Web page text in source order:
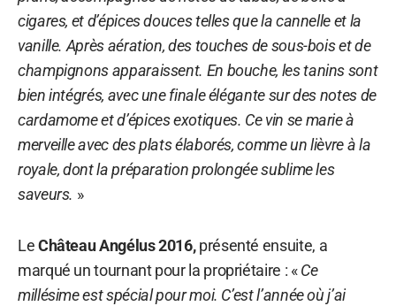
cigares, et d’épices douces telles que la cannelle et la
vanille. Après aération, des touches de sous-bois et de
champignons apparaissent. En bouche, les tanins sont
bien intégrés, avec une finale élégante sur des notes de
cardamome et d’épices exotiques. Ce vin se marie à
merveille avec des plats élaborés, comme un lièvre à la
royale, dont la préparation prolongée sublime les
saveurs. »
LeChâteau Angélus 2016,présenté ensuite, a
marqué un tournant pour la propriétaire : «Ce
millésime est spécial pour moi. C’est l’année où j’ai